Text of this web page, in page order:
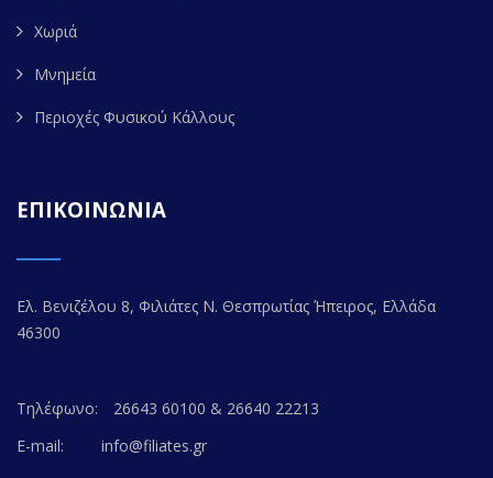
Χωριά
Μνημεία
Περιοχές Φυσικού Κάλλους
ΕΠΙΚΟΙΝΩΝΙΑ
Ελ. Βενιζέλου 8, Φιλιάτες Ν. Θεσπρωτίας Ήπειρος, Ελλάδα
46300
Τηλέφωνο:
26643 60100 & 26640 22213
E-mail:
info@filiates.gr